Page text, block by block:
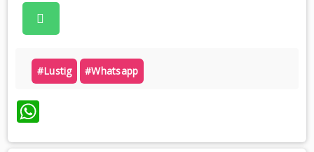
#lustig #whatsapp
WhatsApp